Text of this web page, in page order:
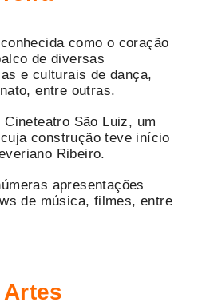
como o coração
de diversas
e culturais de dança,
entre outras.
São Luiz, um
construção teve início
Ribeiro.
apresentações
de música, filmes, entre